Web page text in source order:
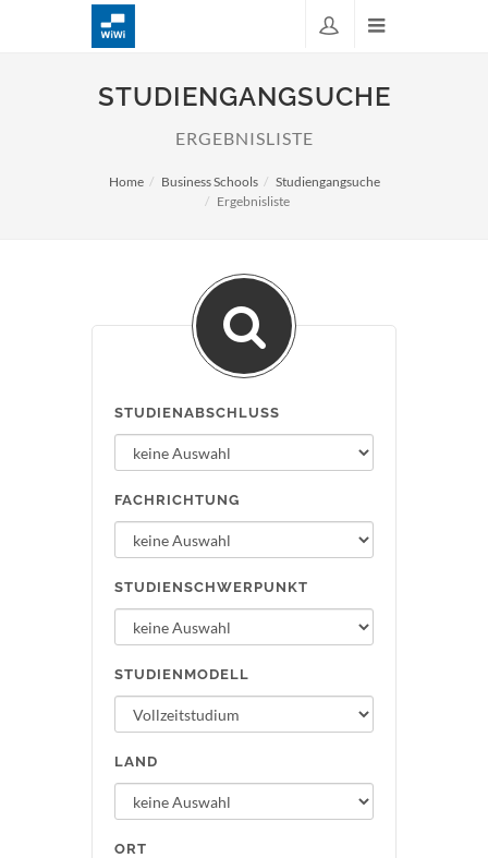
STUDIENGANGSUCHE
ERGEBNISLISTE
Home Business Schools
Studiengangsuche
Ergebnisliste
STUDIENABSCHLUSS
FACHRICHTUNG
STUDIENSCHWERPUNKT
STUDIENMODELL
LAND
ORT